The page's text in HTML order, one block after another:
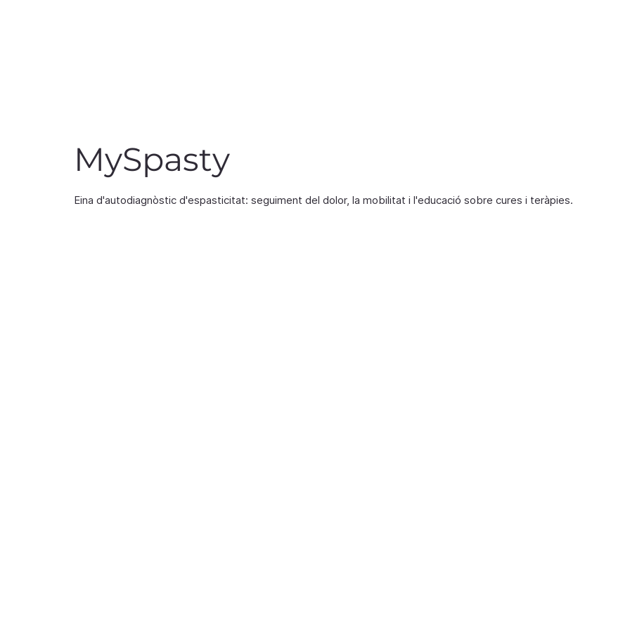
inne
MySpasty
Eina d'autodiagnòstic d'espasticitat: seguiment del dolor, la mobilitat i l'educació sobre cures i teràpies.